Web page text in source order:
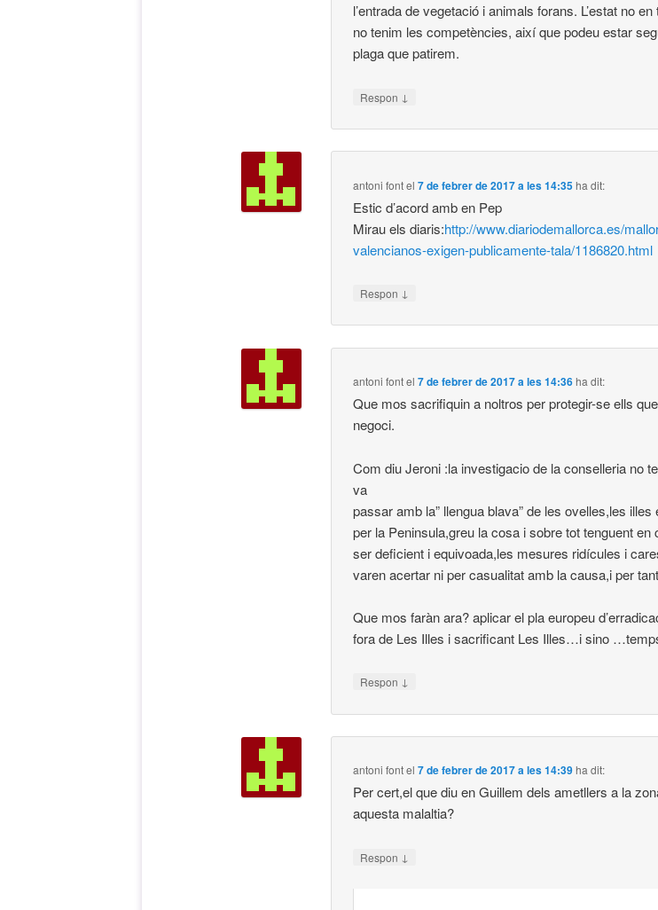
l’entrada de vegetació i animals forans. L’estat no
no tenim les competències, així que podeu estar
plaga que patirem.
Respon ↓
antoni fontel7 de febrer de 2017 a les 14:35ha dit:
Estic d’acord amb en Pep
Mirau els diaris:http://www.diariodemallorca.es/
valencianos-exigen-publicamente-tala/1186820.html
Respon ↓
antoni fontel7 de febrer de 2017 a les 14:36ha dit:
Que mos sacrifiquin a noltros per protegir-se ells
negoci.
Com diu Jeroni :la investigacio de la conselleria no
va
passar amb la” llengua blava” de les ovelles,les
per la Peninsula,greu la cosa i sobre tot tenguent
ser deficient i equivoada,les mesures ridícules i
varen acertar ni per casualitat amb la causa,i per
Que mos faràn ara? aplicar el pla europeu
fora de Les Illes i sacrificant Les Illes…i sino
Respon ↓
antoni fontel7 de febrer de 2017 a les 14:39ha dit:
Per cert,el que diu en Guillem dels ametllers a la
aquesta malaltia?
Respon ↓